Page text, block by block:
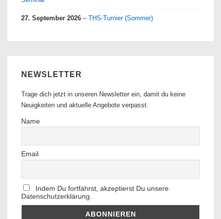
27. September 2026 – THS-Turnier (Sommer)
NEWSLETTER
Trage dich jetzt in unseren Newsletter ein, damit du keine
Neuigkeiten und aktuelle Angebote verpasst.
Name
Email
Indem Du fortfährst, akzeptierst Du unsere
Datenschutzerklärung.